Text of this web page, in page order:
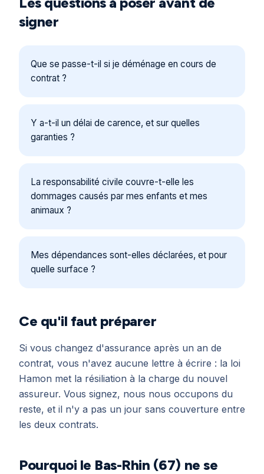
signer
Que se passe-t-il si je déménage en cours de
contrat ?
Y a-t-il un délai de carence, et sur quelles
garanties ?
La responsabilité civile couvre-t-elle les
dommages causés par mes enfants et mes
animaux ?
Mes dépendances sont-elles déclarées, et pour
quelle surface ?
Ce qu'il faut préparer
Si vous changez d'assurance après un an de
contrat, vous n'avez aucune lettre à écrire : la loi
Hamon met la résiliation à la charge du nouvel
assureur. Vous signez, nous nous occupons du
reste, et il n'y a pas un jour sans couverture entre
les deux contrats.
Pourquoi le Bas-Rhin (67) ne se